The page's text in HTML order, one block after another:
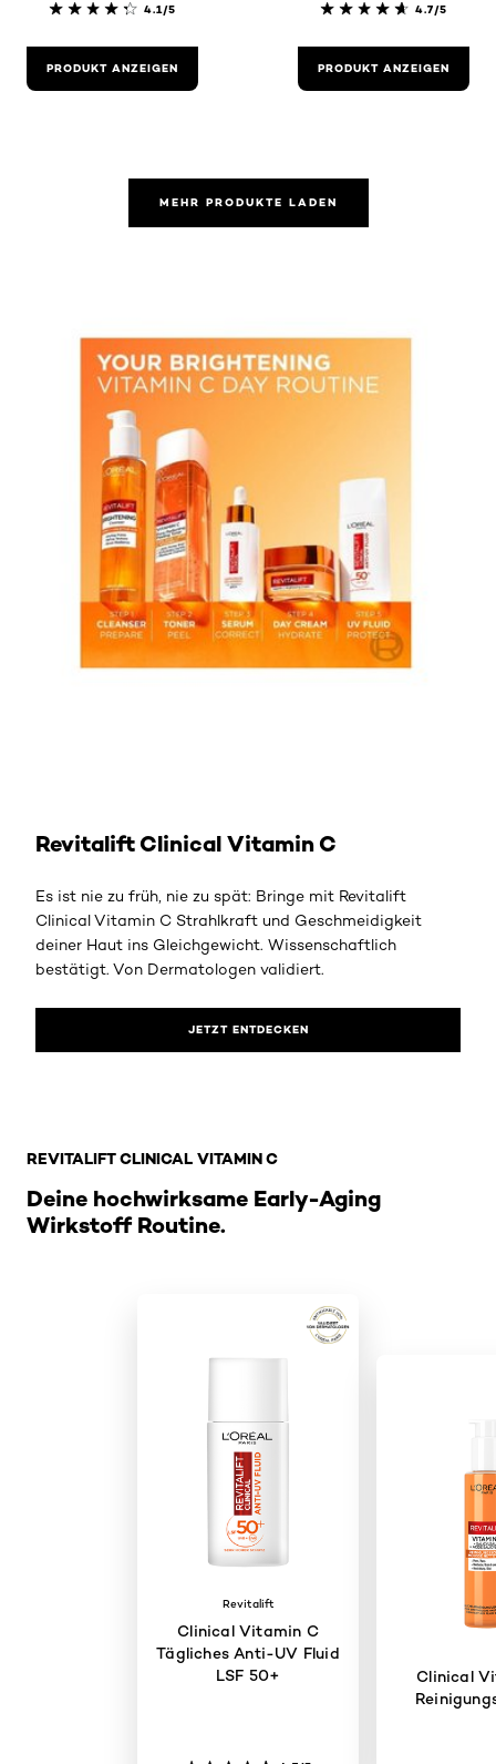
4.1/5
PRODUKT ANZEIGEN
4.7/5
PRODUKT ANZEIGEN
MEHR PRODUKTE LADEN
Revitalift Clinical Vitamin C
Es ist nie zu früh, nie zu spät: Bringe mit Revitalift
Clinical Vitamin C Strahlkraft und Geschmeidigkeit
deiner Haut ins Gleichgewicht. Wissenschaftlich
bestätigt. Von Dermatologen validiert.
JETZT ENTDECKEN
Deine hochwirksame Early-Aging
Wirkstoff Routine.
REVITALIFT CLINICAL VITAMIN C
Revitalift
Clinical Vitamin C
Tägliches Anti-UV Fluid
LSF 50+
Clinical